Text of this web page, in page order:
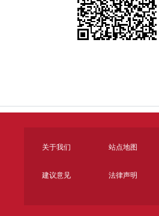
关于我们 站点地图
建议意见 法律声明